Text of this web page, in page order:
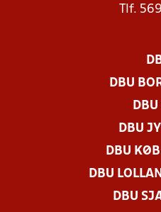
Tlf.
DBU
DBU
DBU
DBU
DBU
DBU